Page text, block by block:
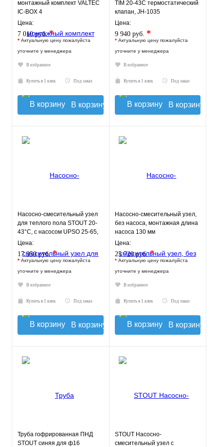
монтажный комплект VALTEC
IC-BOX 4
Цена:
7 010 руб.*
* Актуальную цену пожалуйста
уточните у менеджера
В избранное
Купить в 1 клик Под заказ
В корзину
TIM 20-43С термостатический
клапан, JH-1035
Цена:
9 940 руб. *
* Актуальную цену пожалуйста
уточните у менеджера
В избранное
Купить в 1 клик Под заказ
В корзину
Насосно-смесительный узел
для теплого пола STOUT 20-
43°C, с насосом UPSO 25-65,
130 mm
Цена:
17 350 руб.*
* Актуальную цену пожалуйста
уточните у менеджера
В избранное
Купить в 1 клик Под заказ
В корзину
Насосно-смесительный узел,
без насоса, монтажная длина
насоса 130 мм
VT.TECHNOMIX.0.130
Цена:
25 720 руб.*
* Актуальную цену пожалуйста
уточните у менеджера
В избранное
Купить в 1 клик Под заказ
В корзину
Труба гофрированная ПНД
STOUT синяя для ф16
STOUT Насосно-
смесительный узел с